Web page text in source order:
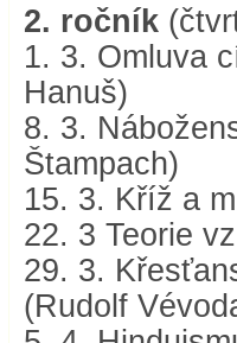
2. ročník
1. 3. Omluva
Hanuš)
8. 3.
Štampach)
15. 3. Kříž a
22. 3 Teorie
29. 3.
(Rudolf